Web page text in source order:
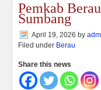
Pemkab
Sumbang
April 19, 2026 by
Filed under Berau
Share this news